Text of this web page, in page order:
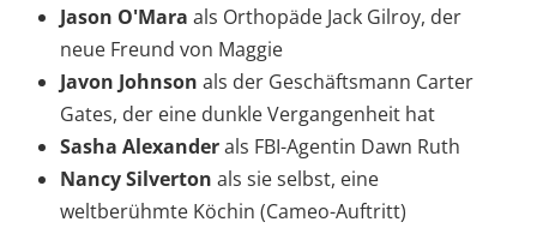
Jason O'Mara als Orthopäde Jack Gilroy, der
neue Freund von Maggie
Javon Johnson als der Geschäftsmann Carter
Gates, der eine dunkle Vergangenheit hat
Sasha Alexanderals FBI-Agentin Dawn Ruth
Nancy Silverton als sie selbst, eine
weltberühmte Köchin (Cameo-Auftritt)